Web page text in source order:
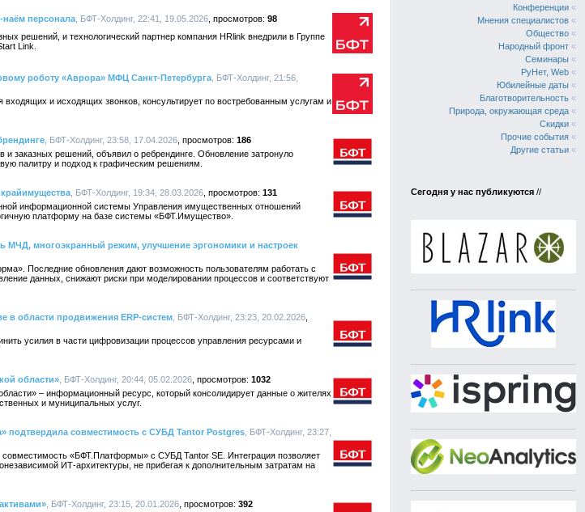
наём персонала , БФТ-Холдинг, 22:41, 19.05.2026
98
решений, и технологический партнер компания HRlink внедрили в Группе
Link.
роботу «Аврора» МФЦ Санкт-Петербурга , БФТ-Холдинг, 21:56,
входящих и исходящих звонков, консультирует по востребованным услугам и
, БФТ-Холдинг, 23:58, 17.04.2026
186
и заказных решений, объявил о ребрендинге. Обновление затронуло
палитру и подход к графическим решениям.
, БФТ-Холдинг, 19:34, 28.03.2026
131
информационной системы Управления имущественных отношений
платформу на базе системы «БФТ.Имущество».
многоэкранный режим, улучшение эргономики и настроек
Последние обновления дают возможность пользователям работать с
данных, снижают риски при моделировании процессов и соответствуют
в области продвижения ERP-систем , БФТ-Холдинг, 23:23, 20.02.2026
усилия в части цифровизации процессов управления ресурсами и
области» , БФТ-Холдинг, 20:44, 05.02.2026
1032
– информационный ресурс, который консолидирует данные о жителях
и муниципальных услуг.
подтвердила совместимость с СУБД Tantor Postgres , БФТ-Холдинг, 23:27,
«БФТ.Платформы» с СУБД Tantor SE. Интеграция позволяет
ИТ-архитектуры, не прибегая к дополнительным затратам на
, БФТ-Холдинг, 23:15, 20.01.2026
392
Конференции «
Мнения специалистов «
Общество «
Народный фронт «
Семинары «
РуНет, Web «
Юбилейные даты «
Благотворительность «
Природа, окружающая среда «
Скидки «
Прочие события «
Другие статьи «
Сегодня у нас публикуются //